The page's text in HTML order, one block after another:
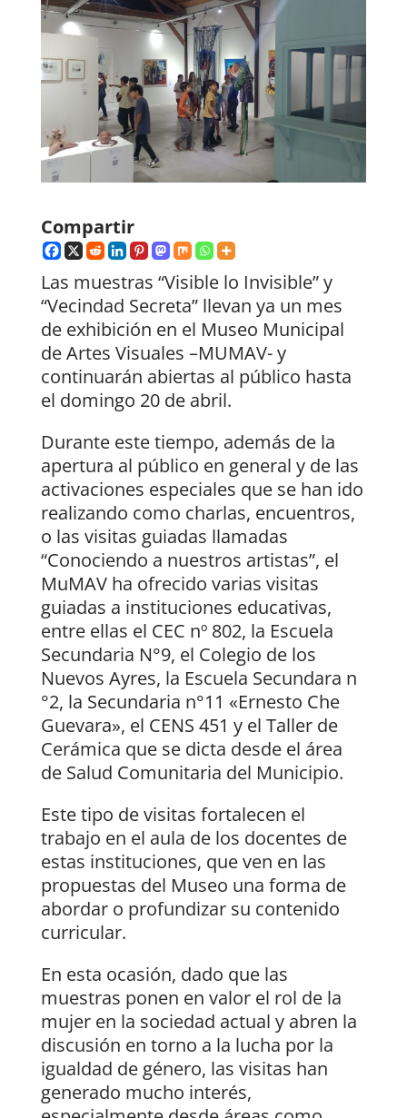
Compartir
Las muestras “Visible lo Invisible” y
“Vecindad Secreta” llevan ya un mes
de exhibición en el Museo Municipal
de Artes Visuales –MUMAV- y
continuarán abiertas al público hasta
el domingo 20 de abril.
Durante este tiempo, además de la
apertura al público en general y de las
activaciones especiales que se han ido
realizando como charlas, encuentros,
o las visitas guiadas llamadas
“Conociendo a nuestros artistas”, el
MuMAV ha ofrecido varias visitas
guiadas a instituciones educativas,
entre ellas el CEC nº 802, la Escuela
Secundaria N°9, el Colegio de los
Nuevos Ayres, la Escuela Secundara n
°2, la Secundaria n°11 «Ernesto Che
Guevara», el CENS 451 y el Taller de
Cerámica que se dicta desde el área
de Salud Comunitaria del Municipio.
Este tipo de visitas fortalecen el
trabajo en el aula de los docentes de
estas instituciones, que ven en las
propuestas del Museo una forma de
abordar o profundizar su contenido
curricular.
En esta ocasión, dado que las
muestras ponen en valor el rol de la
mujer en la sociedad actual y abren la
discusión en torno a la lucha por la
igualdad de género, las visitas han
generado mucho interés,